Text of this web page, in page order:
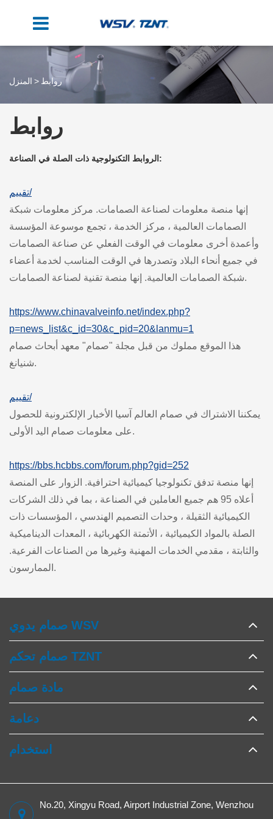
المنزل روابط
روابط
الروابط التكنولوجية ذات الصلة في الصناعة:
تقييم/
إنها منصة معلومات لصناعة الصمامات. مركز معلومات شبكة
الصمامات العالمية ، مركز الخدمة ، تجمع موسوعة المؤسسة
وأعمدة أخرى معلومات في الوقت الفعلي عن صناعة الصمامات
في جميع أنحاء البلاد وتصدرها في الوقت المناسب لخدمة أعضاء
شبكة الصمامات العالمية. إنها منصة تقنية لصناعة الصمامات.
https://www.chinavalveinfo.net/index.php?
p=news_list&c_id=30&c_pid=20&lanmu=1
هذا الموقع مملوك من قبل مجلة "صمام" معهد أبحاث صمام
شنيانغ.
تقييم/
يمكننا الاشتراك في صمام العالم آسيا الأخبار الإلكترونية للحصول
على معلومات صمام اليد الأولى.
https://bbs.hcbbs.com/forum.php?gid=252
إنها منصة تدفق تكنولوجيا كيميائية احترافية. الزوار على المنصة
أعلاه 95 هم جميع العاملين في الصناعة ، بما في ذلك الشركات
الكيميائية الثقيلة ، وحدات التصميم الهندسي ، المؤسسات ذات
الصلة بالمواد الكيميائية ، الأتمتة الكهربائية ، المعدات الديناميكية
والثابتة ، مقدمي الخدمات المهنية وغيرها من الصناعات الفرعية.
الممارسون.
صمام يدوي WSV
صمام تحكم TZNT
مادة صمام
دعامة
استخدام
No.20, Xingyu Road, Airport Industrial Zone, Wenzhou